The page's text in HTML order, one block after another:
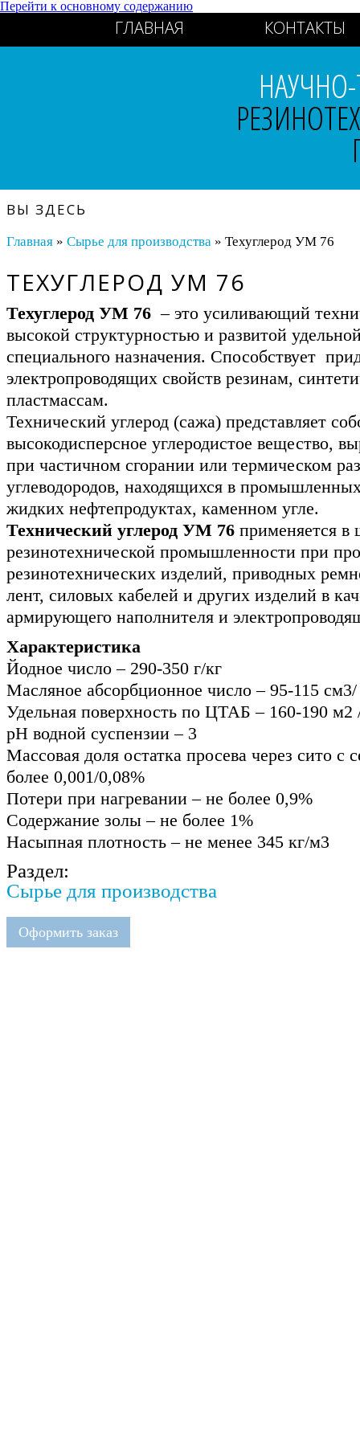
Перейти к основному содержанию
ГЛАВНАЯ КОНТАКТЫ
ВЫ ЗДЕСЬ
Главная» Сырье для производства» Техуглерод УМ 76
ТЕХУГЛЕРОД УМ 76
Техуглерод УМ 76– это усиливающий
высокой структурностью и развитой
специального назначения. Способствует
электропроводящих свойств резинам,
пластмассам.
Технический углерод (сажа) представляет
высокодисперсное углеродистое вещество,
при частичном сгорании или термическом
углеводородов, находящихся в
жидких нефтепродуктах, каменном угле.
Технический углерод УМ 76применяется в
резинотехнической промышленности при
резинотехнических изделий, приводных
лент, силовых кабелей и других изделий в
армирующего наполнителя и
Характеристика
Йодное число – 290-350 г/кг
Масляное абсорбционное число – 95-115 см3/
Удельная поверхность по ЦТАБ – 160-190 м2
рН водной суспензии – 3
Массовая доля остатка просева через сито с
более 0,001/0,08%
Потери при нагревании – не более 0,9%
Содержание золы – не более 1%
Насыпная плотность – не менее 345 кг/м3
Раздел:
Сырье для производства
Оформить заказ